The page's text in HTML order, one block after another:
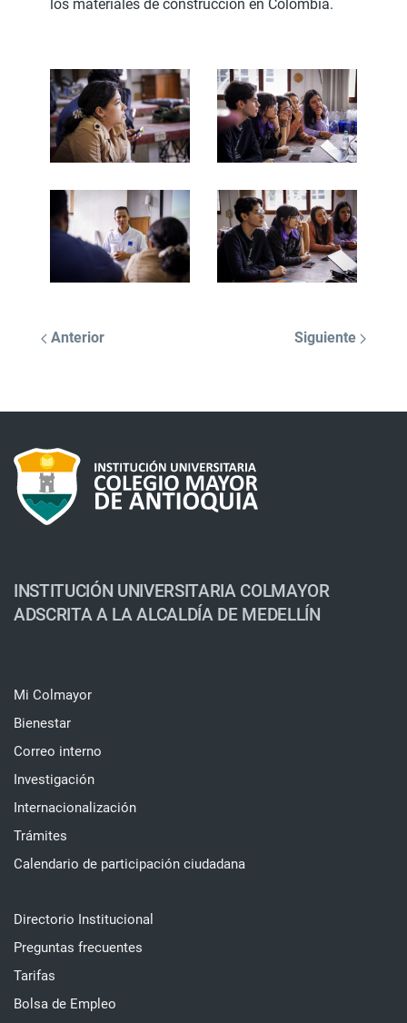
los materiales de construcción en Colombia.
Anterior Siguiente
INSTITUCIÓN UNIVERSITARIA COLMAYOR
ADSCRITA A LA ALCALDÍA DE MEDELLÍN
Mi Colmayor
Bienestar
Correo interno
Investigación
Internacionalización
Trámites
Calendario de participación ciudadana
Directorio Institucional
Preguntas frecuentes
Tarifas
Bolsa de Empleo